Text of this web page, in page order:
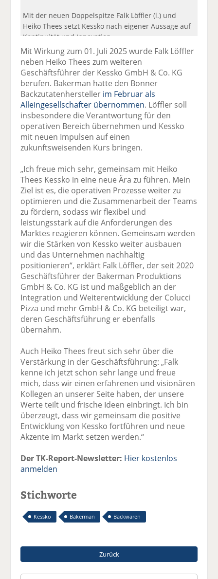
Mit der neuen Doppelspitze Falk Löffler (l.) und
Heiko Thees setzt Kessko nach eigener Aussage auf
Kontinuität und Innovation.
Mit Wirkung zum 01. Juli 2025 wurde Falk Löffler
neben Heiko Thees zum weiteren
Geschäftsführer der Kessko GmbH & Co. KG
berufen. Bakerman hatte den Bonner
Backzutatenhersteller im Februar als
Alleingesellschafter übernommen. Löffler soll
insbesondere die Verantwortung für den
operativen Bereich übernehmen und Kessko
mit neuen Impulsen auf einen
zukunftsweisenden Kurs bringen.
„Ich freue mich sehr, gemeinsam mit Heiko
Thees Kessko in eine neue Ära zu führen. Mein
Ziel ist es, die operativen Prozesse weiter zu
optimieren und die Zusammenarbeit der Teams
zu fördern, sodass wir flexibel und
leistungsstark auf die Anforderungen des
Marktes reagieren können. Gemeinsam werden
wir die Stärken von Kessko weiter ausbauen
und das Unternehmen nachhaltig
positionieren“, erklärt Falk Löffler, der seit 2020
Geschäftsführer der Bakerman Produktions
GmbH & Co. KG ist und maßgeblich an der
Integration und Weiterentwicklung der Colucci
Pizza und mehr GmbH & Co. KG beteiligt war,
deren Geschäftsführung er ebenfalls
übernahm.
Auch Heiko Thees freut sich sehr über die
Verstärkung in der Geschäftsführung: „Falk
kenne ich jetzt schon sehr lange und freue
mich, dass wir einen erfahrenen und visionären
Kollegen an unserer Seite haben, der unsere
Werte teilt und frische Ideen einbringt. Ich bin
überzeugt, dass wir gemeinsam die positive
Entwicklung von Kessko fortführen und neue
Akzente im Markt setzen werden.“
Der TK-Report-Newsletter: Hier kostenlos
anmelden
Stichworte
Kessko Bakerman Backwaren
Zurück